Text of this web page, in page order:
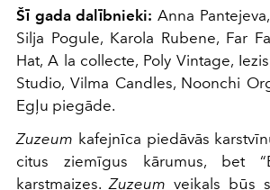
Šī gada dalībnieki: Anna
Silja Pogule, Karola Rubene, Far
Hat, A la collecte, Poly Vintage,
Studio, Vilma Candles, Noonchi
Egļu piegāde.
Zuzeum kafejnīca piedāvās
citus ziemīgus kārumus, bet
karstmaizes. Zuzeum veikals būs